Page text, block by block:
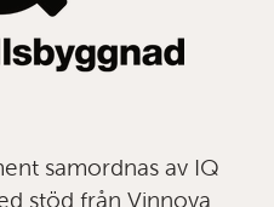
samordnas av IQ
stöd från Vinnova,